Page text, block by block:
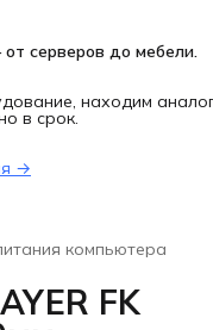
серверов до мебели.
находим
в срок.
→
компьютера
FK